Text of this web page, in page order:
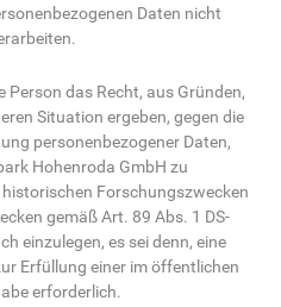
Daten nicht
das Recht, aus Gründen,
Situation ergeben, gegen die
personenbezogener Daten,
Hohenroda GmbH zu
Forschungszwecken
gemäß Art. 89 Abs. 1 DS-
einzulegen, es sei denn, eine
Erfüllung einer im öffentlichen
erforderlich.